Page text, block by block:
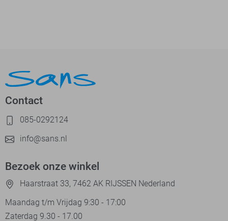
Contact
085-0292124
info@sans.nl
Bezoek onze winkel
Haarstraat 33, 7462 AK RIJSSEN Nederland
Maandag t/m Vrijdag 9:30 - 17:00
Zaterdag 9.30 - 17.00